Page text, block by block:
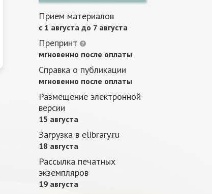
Прием материалов
c 1 августа до 7 августа
Препринт
мгновенно после оплаты
Справка о публикации
мгновенно после оплаты
Размещение электронной
версии
15 августа
Загрузка в elibrary.ru
18 августа
Рассылка печатных
экземпляров
19 августа